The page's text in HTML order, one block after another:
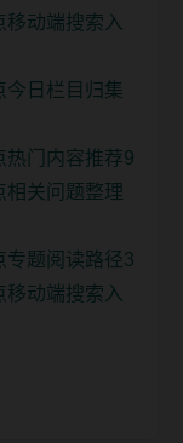
动端搜索入
今日栏目归集
热门内容推荐9
相关问题整理
专题阅读路径3
动端搜索入